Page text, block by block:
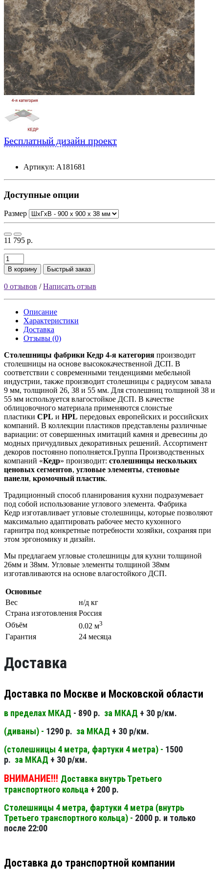
Бесплатный дизайн проект
Артикул: А181681
Доступные опции
Размер
11 795 р.
В корзину Быстрый заказ
0 отзывов /Написать отзыв
Описание
Характеристики
Доставка
Отзывы (0)
Столешницы фабрики Кедр 4-я категория производит
столешницы на основе высококачественной ДСП. В
соответствии с современными тенденциями мебельной
индустрии, также производит столешницы с радиусом завала
9 мм, толщиной 26, 38 и 55 мм. Для столешниц толщиной 38 и
55 мм используется влагостойкое ДСП. В качестве
облицовочного материала применяются слоистые
пластики CPL и HPL передовых европейских и российских
компаний. В коллекции пластиков представлены различные
вариации: от совершенных имитаций камня и древесины до
модных причудливых декоративных решений. Ассортимент
декоров постоянно пополняется.Группа Производственных
компаний «Кедр» производит: столешницы нескольких
ценовых сегментов, угловые элементы, стеновые
панели, кромочный пластик.
Традиционный способ планирования кухни подразумевает
под собой использование углового элемента. Фабрика
Кедр изготавливает угловые столешницы, которые позволяют
максимально адаптировать рабочее место кухонного
гарнитра под конкретные потребности хозяйки, сохраняя при
этом эргономику и дизайн.
Мы предлагаем угловые столешницы для кухни толщиной
26мм и 38мм. Угловые элементы толщиной 38мм
изготавливаются на основе влагостойкого ДСП.
Основные
Вес
н/д кг
Страна изготовления Россия
Объём
0.02 м3
Гарантия 24 месяца
Доставка
Доставка по Москве и Московской области
в пределах МКАД - 890 р. за МКАД + 30 р/км.
(диваны) - 1290 р. за МКАД + 30 р/км.
(столешницы 4 метра, фартуки 4 метра) - 1500
р. за МКАД + 30 р/км.
ВНИМАНИЕ!!! Доставка внутрь Третьего
транспортного кольца + 200 р.
Столешницы 4 метра, фартуки 4 метра (внутрь
Третьего транспортного кольца) - 2000 р. и только
после 22:00
Доставка до транспортной компании